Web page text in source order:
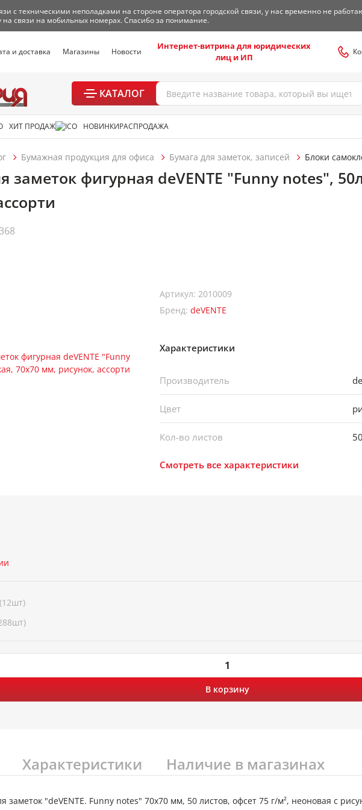
с техническими неполадками на стороне оператора городской связи, у нас временно не
на связи на мобильных номерах. Спасибо за понимание.
и доставка Магазины Новости
Интернет-витрина для юридических
лиц и ИП
КАТАЛОГ
ХИТ ПРОДАЖ НОВИНКИРАСПРОДАЖА
Бумажная продукция для офиса Бумага для заметок, записей Блоки
заметок фигурная deVENTE "Funny notes",
Артикул: 2010009
Бренд: deVENTE
Характеристики
Производитель
Цвет
Кол-во листов 50
Смотреть все характеристики
В корзину
Характеристики Наличие в магазинах
заметок "deVENTE. Funny notes" 70x70 мм, 50 листов, офсет 75 г/м², неоновая с